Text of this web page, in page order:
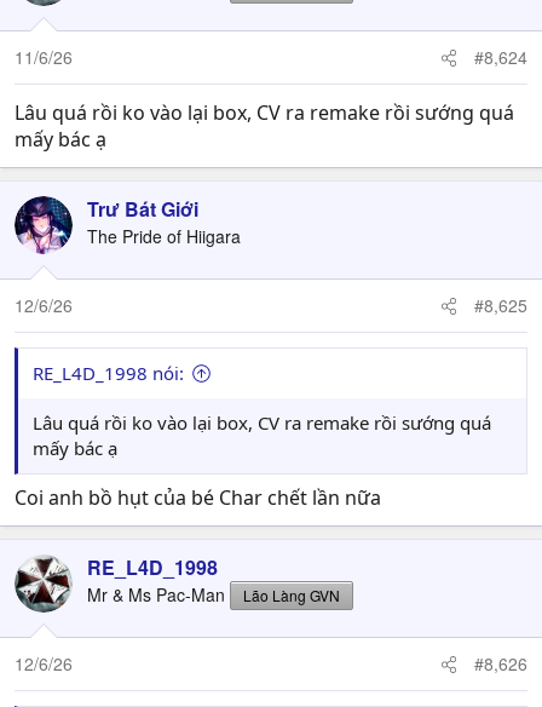
11/6/26 #8,624
Lâu quá rồi ko vào lại box, CV ra remake rồi sướng quá
mấy bác ạ
Trư Bát Giới
The Pride of Hiigara
12/6/26 #8,625
RE_L4D_1998 nói:
Lâu quá rồi ko vào lại box, CV ra remake rồi sướng quá
mấy bác ạ
Coi anh bồ hụt của bé Char chết lần nữa
RE_L4D_1998
Mr & Ms Pac-Man Lão Làng GVN
12/6/26 #8,626